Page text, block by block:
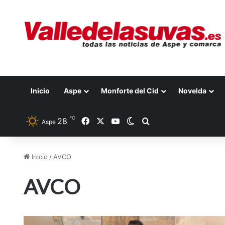
Inicio Aspe Monforte del Cid Novelda
Aspe 28 ℃ FacebookYouTubeSwitch skin
Inicio / AVCO
AVCO